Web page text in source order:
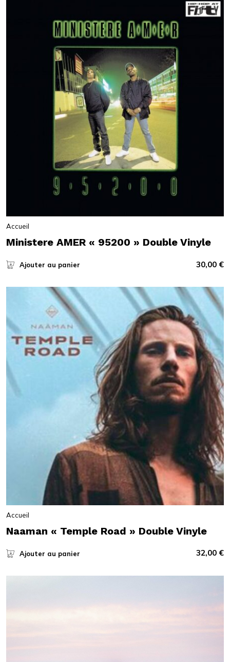
Accueil
Ministere AMER « 95200 » Double Vinyle
Ajouter au panier 30,00 €
Accueil
Naaman « Temple Road » Double Vinyle
Ajouter au panier 32,00 €